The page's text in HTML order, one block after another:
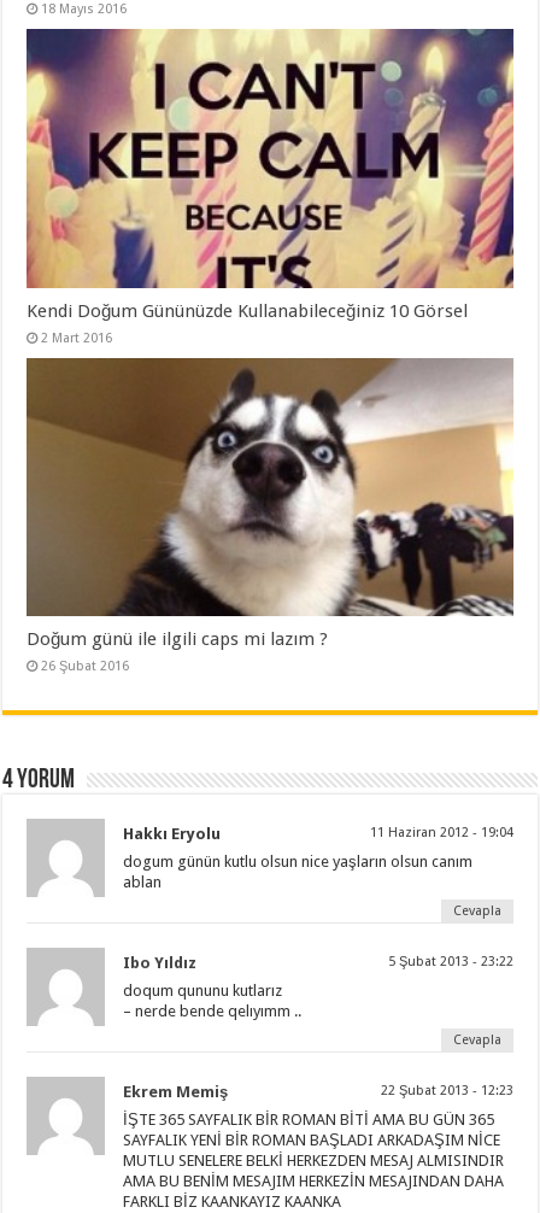
18 Mayıs 2016
Kendi Doğum Gününüzde Kullanabileceğiniz 10 Görsel
2 Mart 2016
Doğum günü ile ilgili caps mi lazım ?
26 Şubat 2016
4 yorum
Hakkı Eryolu 11 Haziran 2012 - 19:04
dogum günün kutlu olsun nice yaşların olsun canım
ablan
Cevapla
Ibo Yıldız 5 Şubat 2013 - 23:22
doqum qununu kutlarız
– nerde bende qelıyımm ..
Cevapla
Ekrem Memiş 22 Şubat 2013 - 12:23
İŞTE 365 SAYFALIK BİR ROMAN BİTİ AMA BU GÜN 365
SAYFALIK YENİ BİR ROMAN BAŞLADI ARKADAŞIM NİCE
MUTLU SENELERE BELKİ HERKEZDEN MESAJ ALMISINDIR
AMA BU BENİM MESAJIM HERKEZİN MESAJINDAN DAHA
FARKLI BİZ KAANKAYIZ KAANKA